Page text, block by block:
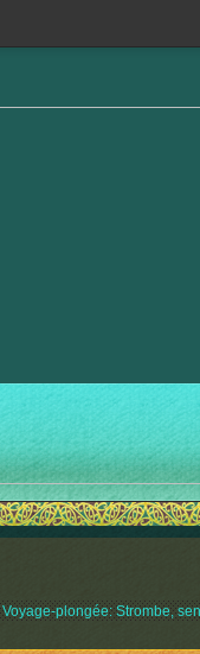
Voyage-plongée: Strombe,